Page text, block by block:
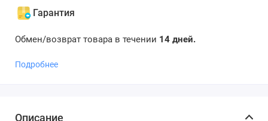
Гарантия
Обмен/возврат товара в течении 14 дней.
Подробнее
Описание